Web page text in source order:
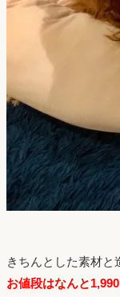
きちんとした素材と
お値段はなんと1,990